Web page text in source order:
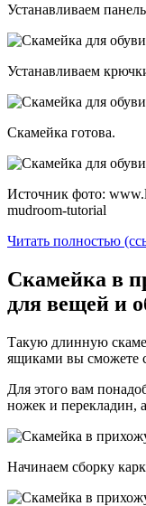
Устанавливаем
Устанавливаем
Скамейка готова.
Источник фото:
mudroom-tutorial
Читать полностью
Скамейка в
для вещей и
Такую длинную
ящиками вы сможете
Для этого вам
ножек и перекладин,
Начинаем сборку